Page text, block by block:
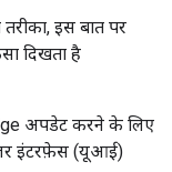
इस बात पर
दिखता है
अपडेट करने के लिए
इंटरफ़ेस (यूआई)